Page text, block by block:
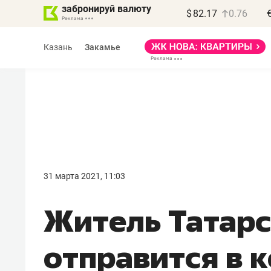
забронируй валюту $ 82.17 0.76
Казань Закамье
31 марта 2021, 11:03
Житель
отправится в
правил, бизнес может
потерять минимум